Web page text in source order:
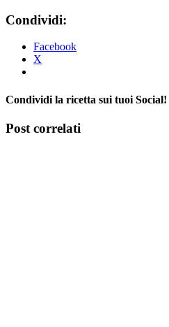
Condividi:
Facebook
X
Condividi la ricetta sui tuoi Social!
Facebook
X
Tumblr
Pinterest
Post correlati